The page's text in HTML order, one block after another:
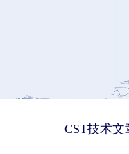
CST技术文